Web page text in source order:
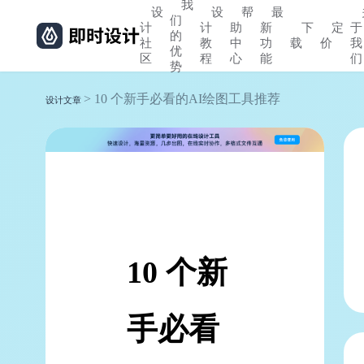
设
计
社
区
我
们
的
优
势
设
计
教
程
帮
助
中
心
最
新
功
能
下
载
定
价
于
我
们
设计文章 > 10 个新手必看的AI绘图工具推荐
10 个新
手必看